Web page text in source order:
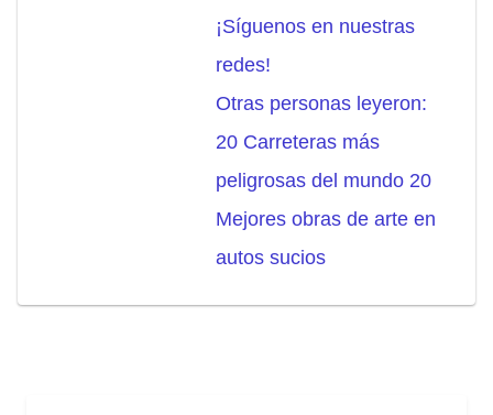
¡Síguenos en nuestras
redes!
Otras personas leyeron:
20 Carreteras más
peligrosas del mundo 20
Mejores obras de arte en
autos sucios